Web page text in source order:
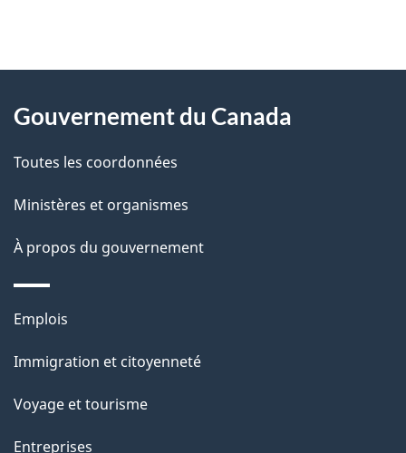
D
t
a
l
s
l
a
a
g
propos
ce
site
Gouvernement du Canada
Toutes les coordonnées
Ministères et organismes
À propos du gouvernement
Thèmes
sujets
Emplois
Immigration et citoyenneté
Voyage et tourisme
Entreprises